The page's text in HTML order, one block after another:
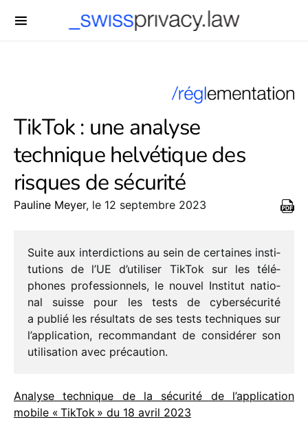
TikTok : une analyse
technique helvétique des
risques de sécurité
Pauline Meyer, le 12 septembre 2023
Suite aux inter­dic­tions au sein de certaines insti­
tu­tions de l’UE d’utiliser TikTok sur les télé­
phones profes­sion­nels, le nouvel Institut natio­
nal suisse pour les tests de cyber­sé­cu­rité
a publié les résul­tats de ses tests tech­niques sur
l’application, recom­man­dant de consi­dé­rer son
utili­sa­tion avec précaution.
Analyse tech­nique de la sécu­rité de l’application
mobile « TikTok » du 18 avril 2023